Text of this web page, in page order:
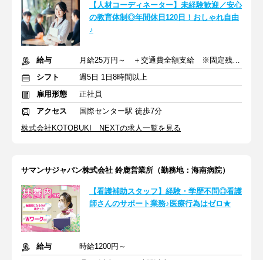
【人材コーディネーター】未経験歓迎／安心
の教育体制◎年間休日120日！おしゃれ自由
♪
給与
月給25万円～ ＋交通費全額支給 ※固定残業代含む
シフト
週5日 1日8時間以上
雇用形態
正社員
アクセス
国際センター駅 徒歩7分
株式会社KOTOBUKI NEXTの求人一覧を見る
サマンサジャパン株式会社 鈴鹿営業所（勤務地：海南病院）
【看護補助スタッフ】経験・学歴不問◎看護
師さんのサポート業務♪医療行為はゼロ★
給与
時給1200円～